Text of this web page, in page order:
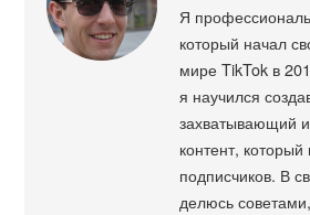
Я
который начал
мире TikTok в
я научился
захватывающий
контент,
подписчиков. В
делюсь